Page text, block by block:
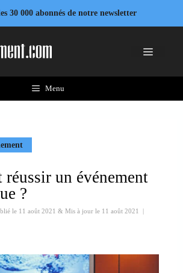
30 000 abonnés de notre newsletter
Menu
Menu
réussir un événement
?
le 11 août 2021 & Mis à jour le 11 août 2021 |